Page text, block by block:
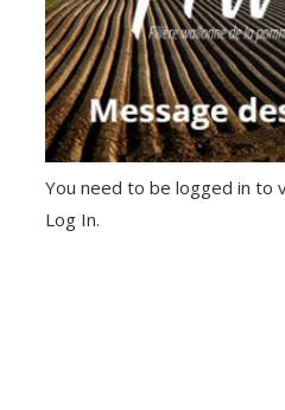
You need to be logged in to
Log In.